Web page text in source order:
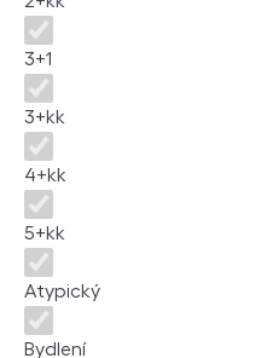
3+1
3+kk
4+kk
5+kk
Atypický
Bydlení